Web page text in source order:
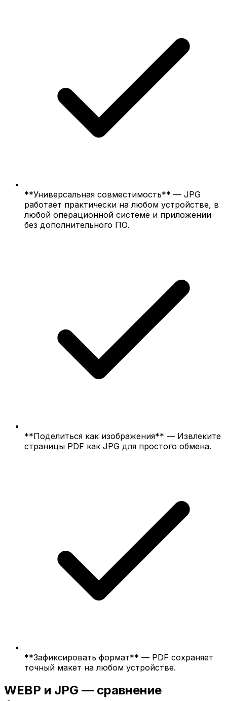
**Универсальная совместимость** — JPG
работает практически на любом устройстве, в
любой операционной системе и приложении
без дополнительного ПО.
**Поделиться как изображения** — Извлеките
страницы PDF как JPG для простого обмена.
**Зафиксировать формат** — PDF сохраняет
точный макет на любом устройстве.
WEBP и JPG — сравнение